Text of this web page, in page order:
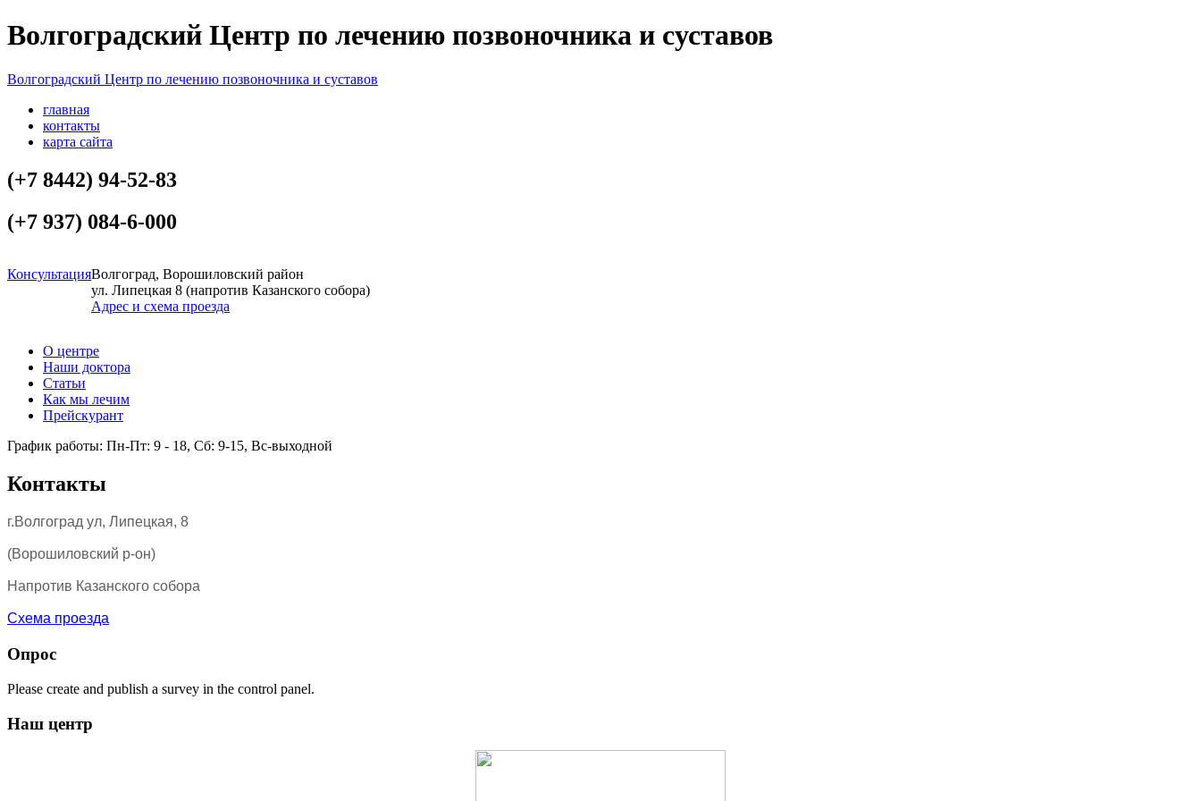
Волгоградский Центр по лечению позвоночника и суставов
Волгоградский Центр по лечению позвоночника и суставов
главная
контакты
карта сайта
(+7 8442) 94-52-83
(+7 937) 084-6-000
КонсультацияВолгоград, Ворошиловский район
ул. Липецкая 8 (напротив Казанского собора)
Адрес и схема проезда
О центре
Наши доктора
Статьи
Как мы лечим
Прейскурант
График работы: Пн-Пт: 9 - 18, Сб: 9-15, Вс-выходной
Контакты
г.Волгоград ул, Липецкая, 8
(Ворошиловский р-он)
Напротив Казанского собора
Схема проезда
Опрос
Please create and publish a survey in the control panel.
Наш центр